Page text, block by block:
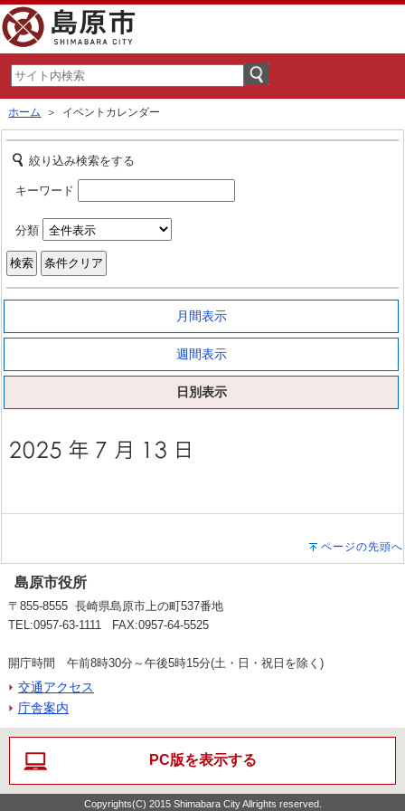
ホーム ＞ イベントカレンダー
絞り込み検索をする
キーワード
分類
月間表示
週間表示
日別表示
ページの先頭へ
島原市役所
〒855-8555 長崎県島原市上の町537番地
TEL:0957-63-1111 FAX:0957-64-5525
開庁時間 午前8時30分～午後5時15分(土・日・祝日を除く)
交通アクセス
庁舎案内
PC版を表示する
Copyrights(C) 2015 Shimabara City Allrights reserved.